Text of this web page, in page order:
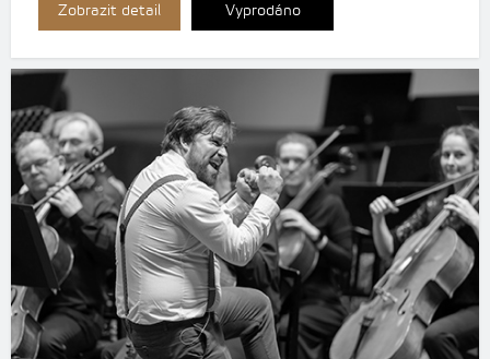
Zobrazit detail Vyprodáno